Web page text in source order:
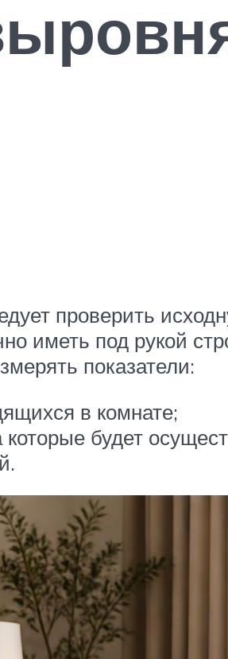
проверить
иметь под рукой
показатели:
в комнате;
будет